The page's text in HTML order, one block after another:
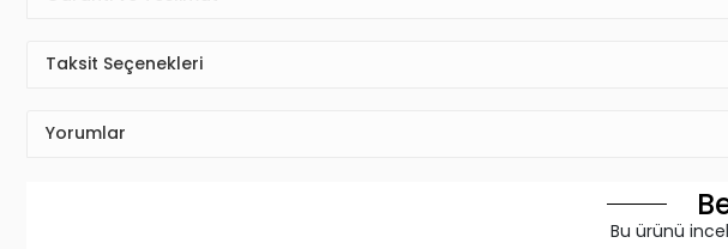
Taksit Seçenekleri
Yorumlar
Bu ürünü